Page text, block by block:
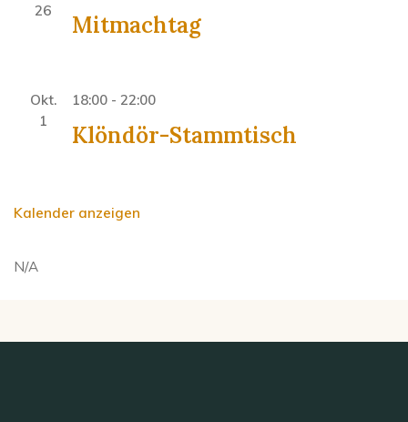
26
Mitmachtag
Okt.
1
18:00 - 22:00
Klöndör-Stammtisch
Kalender anzeigen
N/A